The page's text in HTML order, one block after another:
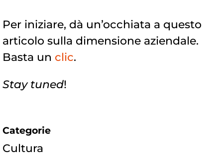
Per iniziare, dà un’occhiata a questo
articolo sulla dimensione aziendale.
Basta un clic.
Stay tuned!
Categorie
Cultura